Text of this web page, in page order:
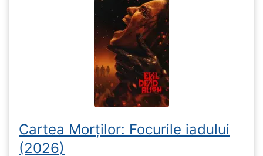
Cartea Morților: Focurile iadului
(2026)